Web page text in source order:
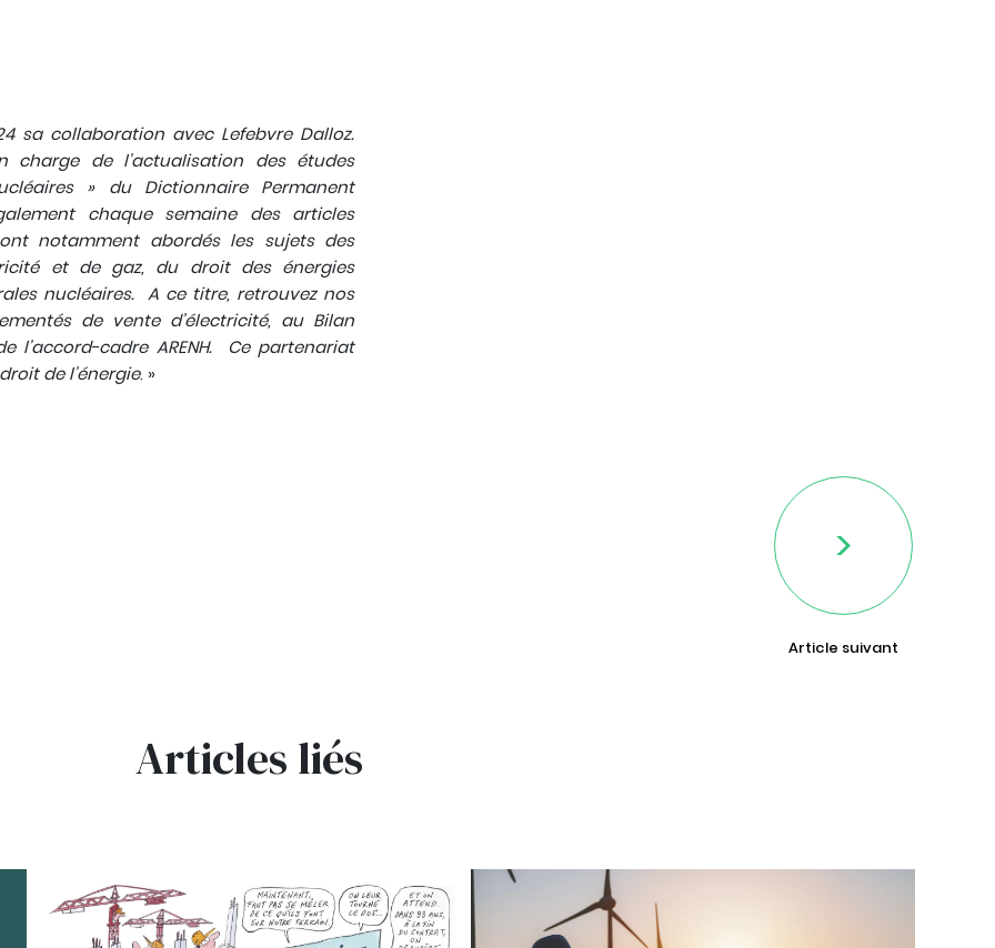
sa collaboration avec Lefebvre Dalloz.
charge de l’actualisation des études
» du Dictionnaire Permanent
chaque semaine des articles
notamment abordés les sujets des
et de gaz, du droit des énergies
nucléaires. A ce titre, retrouvez nos
de vente d’électricité, au Bilan
cadre ARENH.
Ce partenariat
de l’énergie. »
Articles liés
bg